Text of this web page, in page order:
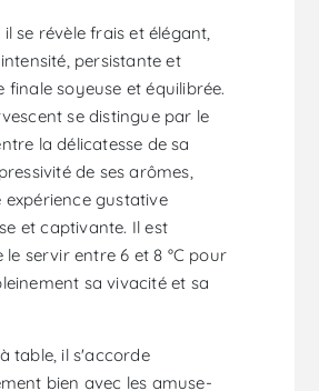
se révèle frais et élégant,
persistante et
finale soyeuse et équilibrée.
se distingue par le
la délicatesse de sa
de ses arômes,
gustative
et captivante. Il est
le servir entre 6 et 8 °C pour
sa vivacité et sa
table, il s'accorde
bien avec les amuse-